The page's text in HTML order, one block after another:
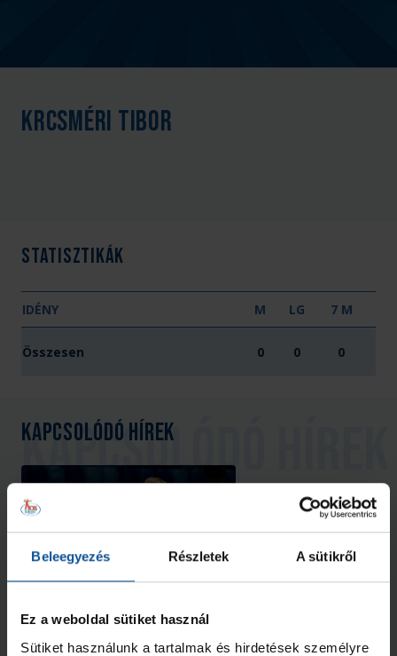
Beleegyezés Részletek A sütikről
Ez a weboldal sütiket használ
Sütiket használunk a tartalmak és hirdetések személyre
Krcsméri Tibor
Statisztikák
IDÉNY M LG 7 M
Összesen 0 0 0
Kapcsolódó hírek
U18-as akadémiai csapatunk